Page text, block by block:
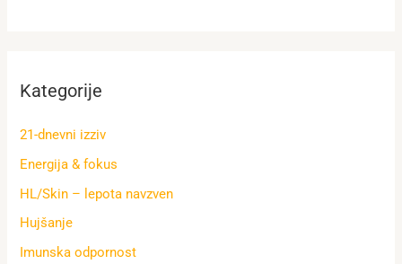
Kategorije
21-dnevni izziv
Energija & fokus
HL/Skin – lepota navzven
Hujšanje
Imunska odpornost